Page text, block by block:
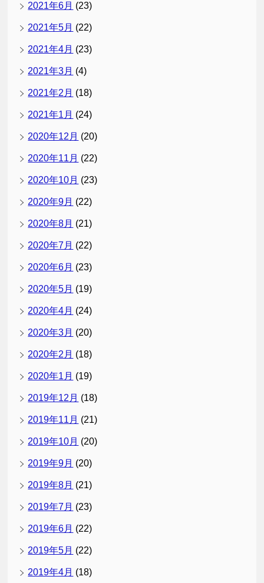
2021年6月 (23)
2021年5月 (22)
2021年4月 (23)
2021年3月 (4)
2021年2月 (18)
2021年1月 (24)
2020年12月 (20)
2020年11月 (22)
2020年10月 (23)
2020年9月 (22)
2020年8月 (21)
2020年7月 (22)
2020年6月 (23)
2020年5月 (19)
2020年4月 (24)
2020年3月 (20)
2020年2月 (18)
2020年1月 (19)
2019年12月 (18)
2019年11月 (21)
2019年10月 (20)
2019年9月 (20)
2019年8月 (21)
2019年7月 (23)
2019年6月 (22)
2019年5月 (22)
2019年4月 (18)